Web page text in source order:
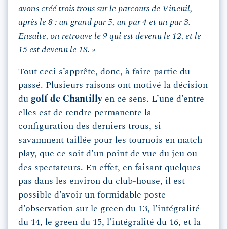
avons créé trois trous sur le parcours de Vineuil,
après le 8 : un grand par 5, un par 4 et un par 3.
Ensuite, on retrouve le 9 qui est devenu le 12, et le
15 est devenu le 18. »
Tout ceci s’apprête, donc, à faire partie du
passé. Plusieurs raisons ont motivé la décision
du golf de Chantilly en ce sens. L’une d’entre
elles est de rendre permanente la
configuration des derniers trous, si
savamment taillée pour les tournois en match
play, que ce soit d’un point de vue du jeu ou
des spectateurs. En effet, en faisant quelques
pas dans les environ du club-house, il est
possible d’avoir un formidable poste
d’observation sur le green du 13, l’intégralité
du 14, le green du 15, l’intégralité du 16, et la